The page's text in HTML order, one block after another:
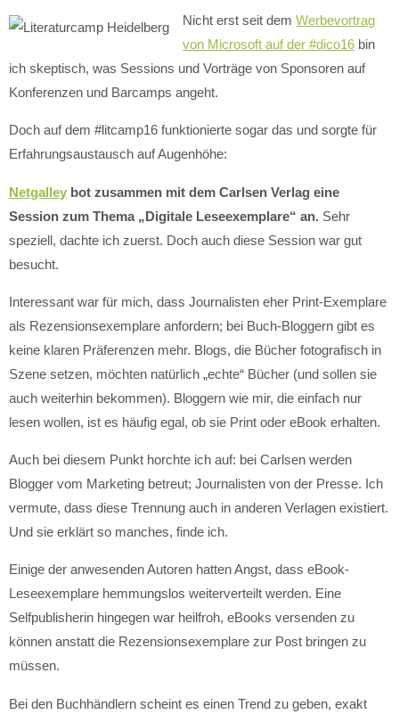
Nicht erst seit demWerbevortrag
von Microsoft auf der #dico16 bin
ich skeptisch, was Sessions und Vorträge von Sponsoren auf
Konferenzen und Barcamps angeht.
Doch auf dem #litcamp16 funktionierte sogar das und sorgte für
Erfahrungsaustausch auf Augenhöhe:
Netgalley bot zusammen mit dem Carlsen Verlag eine
Session zum Thema „Digitale Leseexemplare“ an. Sehr
speziell, dachte ich zuerst. Doch auch diese Session war gut
besucht.
Interessant war für mich, dass Journalisten eher Print-Exemplare
als Rezensionsexemplare anfordern; bei Buch-Bloggern gibt es
keine klaren Präferenzen mehr. Blogs, die Bücher fotografisch in
Szene setzen, möchten natürlich „echte“ Bücher (und sollen sie
auch weiterhin bekommen). Bloggern wie mir, die einfach nur
lesen wollen, ist es häufig egal, ob sie Print oder eBook erhalten.
Auch bei diesem Punkt horchte ich auf: bei Carlsen werden
Blogger vom Marketing betreut; Journalisten von der Presse. Ich
vermute, dass diese Trennung auch in anderen Verlagen existiert.
Und sie erklärt so manches, finde ich.
Einige der anwesenden Autoren hatten Angst, dass eBook-
Leseexemplare hemmungslos weiterverteilt werden. Eine
Selfpublisherin hingegen war heilfroh, eBooks versenden zu
können anstatt die Rezensionsexemplare zur Post bringen zu
müssen.
Bei den Buchhändlern scheint es einen Trend zu geben, exakt